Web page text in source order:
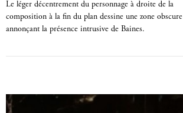
Le léger décentrement du personnage à droite de la
composition à la fin du plan dessine une zone obscure
annonçant la présence intrusive de Baines.